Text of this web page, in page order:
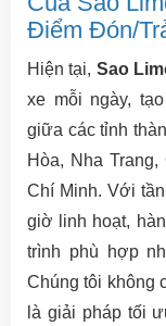
Điểm Đón/
Hiện tại, Sao
xe mỗi ngày,
giữa các tỉnh
Hòa, Nha
Chí Minh. Với
giờ linh hoạt,
trình phù hợp
Chúng tôi không
là giải pháp tối